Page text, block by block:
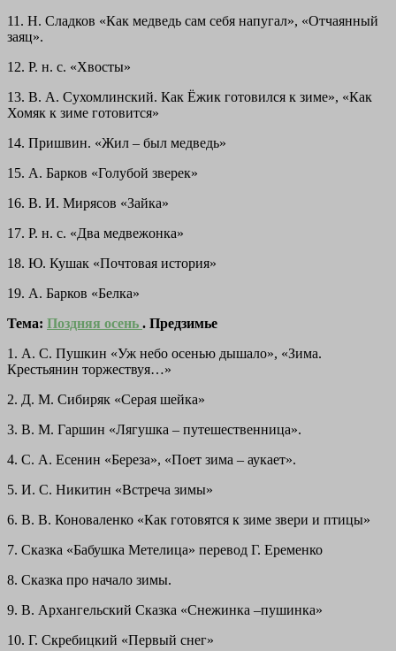
11. Н. Сладков «Как медведь сам себя напугал», «Отчаянный
заяц».
12. Р. н. с. «Хвосты»
13. В. А. Сухомлинский. Как Ёжик готовился к зиме», «Как
Хомяк к зиме готовится»
14. Пришвин. «Жил – был медведь»
15. А. Барков «Голубой зверек»
16. В. И. Мирясов «Зайка»
17. Р. н. с. «Два медвежонка»
18. Ю. Кушак «Почтовая история»
19. А. Барков «Белка»
Тема: Поздняя осень . Предзимье
1. А. С. Пушкин «Уж небо осенью дышало», «Зима.
Крестьянин торжествуя…»
2. Д. М. Сибиряк «Серая шейка»
3. В. М. Гаршин «Лягушка – путешественница».
4. С. А. Есенин «Береза», «Поет зима – аукает».
5. И. С. Никитин «Встреча зимы»
6. В. В. Коноваленко «Как готовятся к зиме звери и птицы»
7. Сказка «Бабушка Метелица» перевод Г. Еременко
8. Сказка про начало зимы.
9. В. Архангельский Сказка «Снежинка –пушинка»
10. Г. Скребицкий «Первый снег»